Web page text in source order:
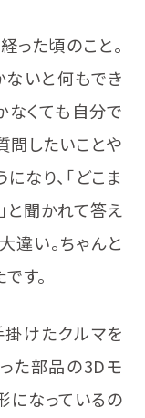
った頃のこと。
いと何もでき
なくても自分で
問したいことや
なり、「どこま
と聞かれて答え
違い。ちゃんと
す。
けたクルマを
た部品の3Dモ
になっているの